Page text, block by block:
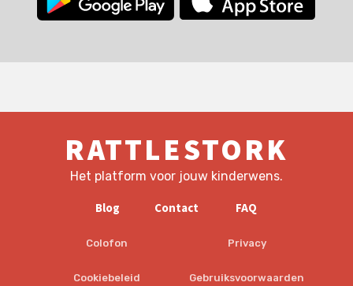
RATTLESTORK
Het platform voor jouw kinderwens.
Blog Contact FAQ
Colofon Privacy
Cookiebeleid Gebruiksvoorwaarden